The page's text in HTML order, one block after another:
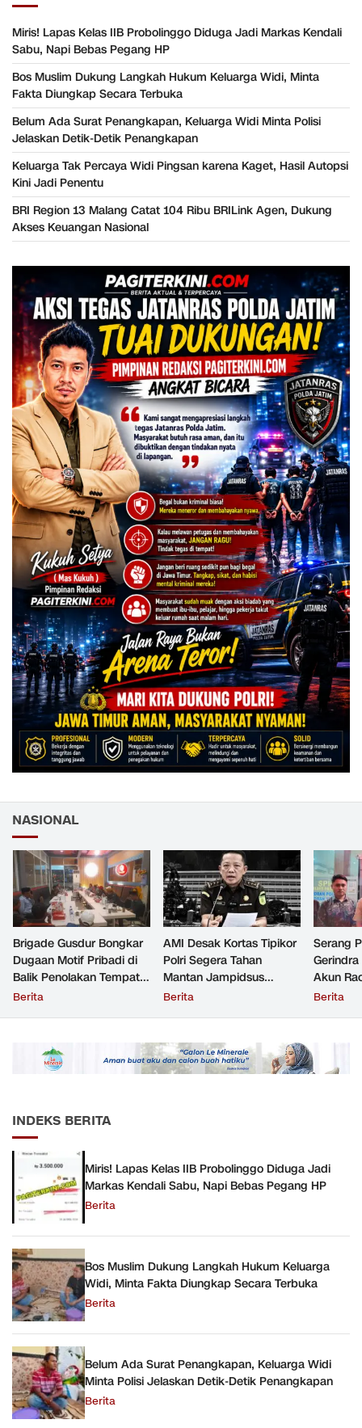
Miris! Lapas Kelas IIB Probolinggo Diduga Jadi Markas Kendali
Sabu, Napi Bebas Pegang HP
Bos Muslim Dukung Langkah Hukum Keluarga Widi, Minta
Fakta Diungkap Secara Terbuka
Belum Ada Surat Penangkapan, Keluarga Widi Minta Polisi
Jelaskan Detik-Detik Penangkapan
Keluarga Tak Percaya Widi Pingsan karena Kaget, Hasil Autopsi
Kini Jadi Penentu
BRI Region 13 Malang Catat 104 Ribu BRILink Agen, Dukung
Akses Keuangan Nasional
NASIONAL
Brigade Gusdur Bongkar
Dugaan Motif Pribadi di
Balik Penolakan Tempat
Ibadah GKJW Bangil
Berita
AMI Desak Kortas Tipikor
Polri Segera Tahan
Mantan Jampidsus
Tersangka Korupsi
Berita
Serang
Akun
Resmi
Berita
INDEKS BERITA
Miris! Lapas Kelas IIB Probolinggo Diduga Jadi
Markas Kendali Sabu, Napi Bebas Pegang HP
Berita
Bos Muslim Dukung Langkah Hukum Keluarga
Widi, Minta Fakta Diungkap Secara Terbuka
Berita
Belum Ada Surat Penangkapan, Keluarga Widi
Minta Polisi Jelaskan Detik-Detik Penangkapan
Berita